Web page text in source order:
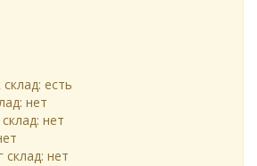
есть
нет
нет
склад: нет